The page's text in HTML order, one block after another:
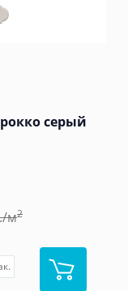
серый
м2